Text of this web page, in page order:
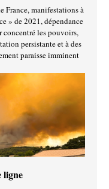
France, manifestations à
» de 2021, dépendance
concentré les pouvoirs,
persistante et à des
paraisse imminent
ligne